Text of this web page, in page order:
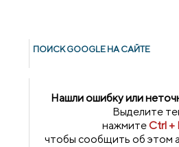
ПОИСК GOОGLE НА САЙТЕ
Нашли ошибку или
Выделите
нажмитеCtrl +
чтобы сообщить об этом